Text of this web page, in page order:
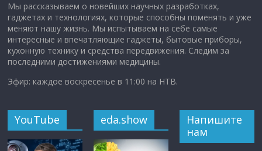
Мы рассказываем о новейших научных разработках,
гаджетах и технологиях, которые способны поменять и уже
меняют нашу жизнь. Мы испытываем на себе самые
интересные и впечатляющие гаджеты, бытовые приборы,
кухонную технику и средства передвижения. Следим за
последними достижениями медицины.
Эфир: каждое воскресенье в 11:00 на НТВ.
YouTube eda.show
Напишите
нам